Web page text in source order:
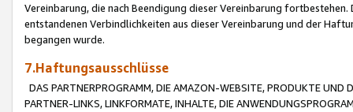
Vereinbarung, die nach Beendigung dieser Vereinbarung
entstandenen Verbindlichkeiten aus dieser Vereinbarung und der
begangen wurde.
7.Haftungsausschlüsse
DAS PARTNERPROGRAMM, DIE AMAZON-WEBSITE, PRODUKTE UND
PARTNER-LINKS, LINKFORMATE, INHALTE, DIE